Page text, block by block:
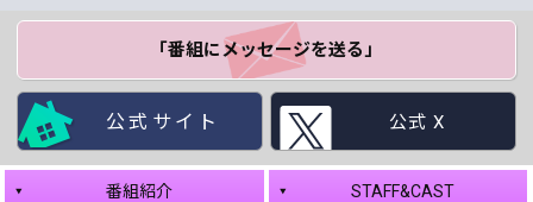
「番組にメッセージを送る」
公式サイト 公式 X
番組紹介 STAFF&CAST